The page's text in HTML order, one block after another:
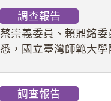
行拍攝特定樣態性影像
劉師。該生因畏懼成
調查報告
蔡崇義委員、賴鼎銘委
悉，國立臺灣師範大
術倫理等情案調查報告
調查報告